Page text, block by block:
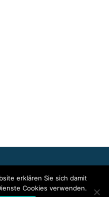
für das angezeigte Bild- und
Herausgeber
erklären Sie sich damit
Cookies verwenden.